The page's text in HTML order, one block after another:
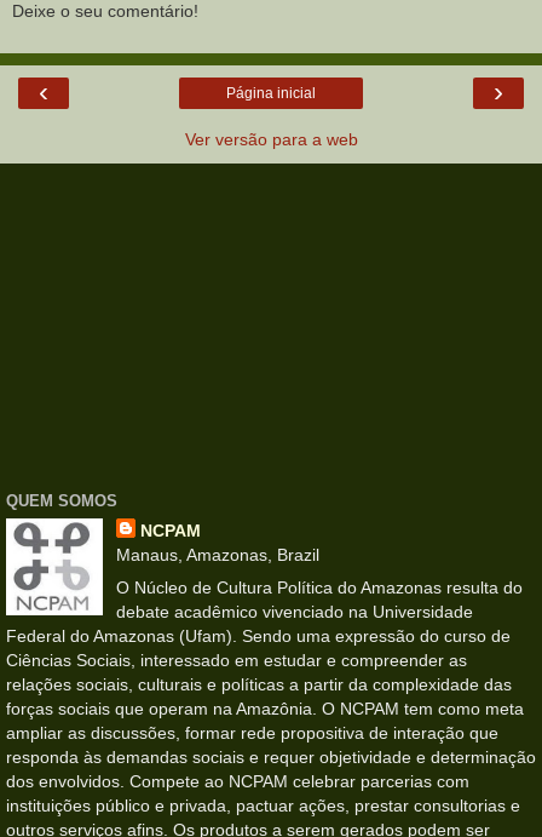
Deixe o seu comentário!
‹ ›
Página inicial
Ver versão para a web
QUEM SOMOS
NCPAM
Manaus, Amazonas, Brazil
O Núcleo de Cultura Política do Amazonas resulta do
debate acadêmico vivenciado na Universidade
Federal do Amazonas (Ufam). Sendo uma expressão do curso de
Ciências Sociais, interessado em estudar e compreender as
relações sociais, culturais e políticas a partir da complexidade das
forças sociais que operam na Amazônia. O NCPAM tem como meta
ampliar as discussões, formar rede propositiva de interação que
responda às demandas sociais e requer objetividade e determinação
dos envolvidos. Compete ao NCPAM celebrar parcerias com
instituições público e privada, pactuar ações, prestar consultorias e
outros serviços afins. Os produtos a serem gerados podem ser